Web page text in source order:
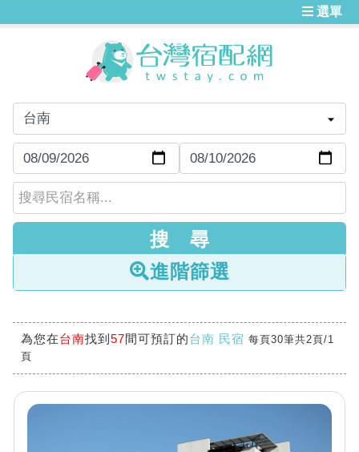
選單
進階篩選
為您在台南找到 57間可預訂的台南 民宿 每頁30筆共2頁/1
頁